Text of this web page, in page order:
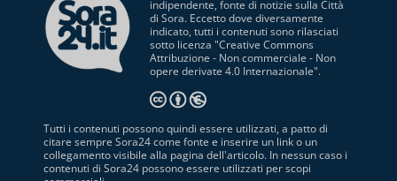
indipendente, fonte di notizie sulla Città
di Sora. Eccetto dove diversamente
indicato, tutti i contenuti sono rilasciati
sotto licenza "Creative Commons
Attribuzione - Non commerciale - Non
opere derivate 4.0 Internazionale".
Tutti i contenuti possono quindi essere utilizzati, a patto di
citare sempre Sora24 come fonte e inserire un link o un
collegamento visibile alla pagina dell'articolo. In nessun caso i
contenuti di Sora24 possono essere utilizzati per scopi